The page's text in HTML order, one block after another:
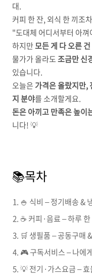
대.
커피 한 잔, 외식 한 끼조
"도대체 어디서부터 아
하지만모든 게 다 오른
물가가 올라도조금만 신
있습니다.
오늘은 가격은 올랐지만,
지 분야를 소개할게요.
돈은 아끼고 만족은 높이
니다! 💡
📚목차
🍚 식비 – 정기배송 &
☕ 커피·음료 – 하루
🛒 생필품 – 공동구매
🎮 구독서비스 – 나에
💡 전기·가스요금 –